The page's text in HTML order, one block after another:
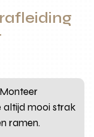
altijd mooi strak
ramen.